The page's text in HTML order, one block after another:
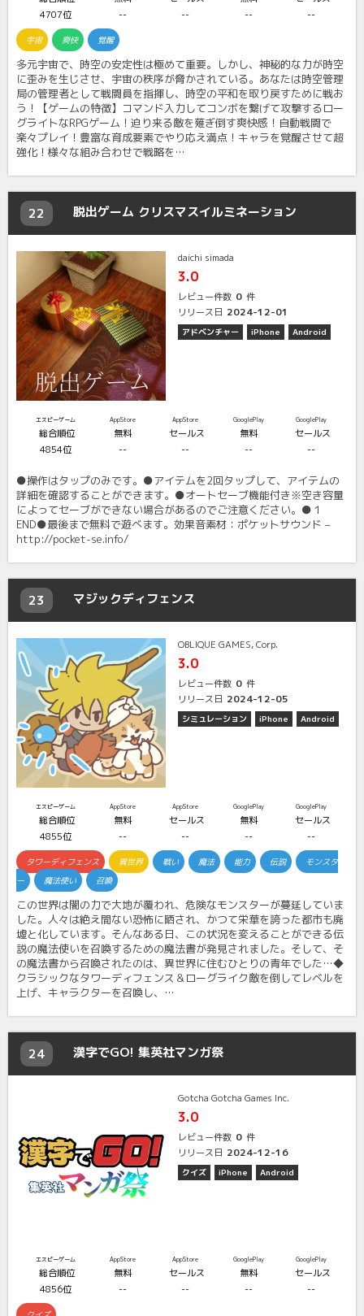
4707位
--
--
--
--
宇宙 爽快 覚醒
多元宇宙で、時空の安定性は極めて重要。しかし、神秘的な力が時空
に歪みを生じさせ、宇宙の秩序が脅かされている。あなたは時空管理
局の管理者として戦闘員を指揮し、時空の平和を取り戻すために戦お
う！【ゲームの特徴】コマンド入力してコンボを繋げて攻撃するロー
グライトなRPGゲーム！迫り来る敵を薙ぎ倒す爽快感！自動戦闘で
楽々プレイ！豊富な育成要素でやり応え満点！キャラを覚醒させて超
強化！様々な組み合わせで戦略を…
22 脱出ゲーム クリスマスイルミネーション
daichi simada
3.0
レビュー件数 0 件
リリース日 2024-12-01
アドベンチャー iPhone Android
エスピーゲーム
総合順位
4854位
AppStore
無料
--
AppStore
セールス
--
GooglePlay
無料
--
GooglePlay
セールス
--
●操作はタップのみです。●アイテムを2回タップして、アイテムの
詳細を確認することができます。●オートセーブ機能付き※空き容量
によってセーブができない場合があるのでご注意ください。●１
END●最後まで無料で遊べます。効果音素材：ポケットサウンド –
http://pocket-se.info/
23 マジックディフェンス
OBLIQUE GAMES, Corp.
3.0
レビュー件数 0 件
リリース日 2024-12-05
シミュレーション iPhone Android
エスピーゲーム
総合順位
4855位
AppStore
無料
--
AppStore
セールス
--
GooglePlay
無料
--
GooglePlay
セールス
--
タワーディフェンス 異世界 戦い 魔法 能力 伝説
モンスタ
ー
魔法使い 召喚
この世界は闇の力で大地が覆われ、危険なモンスターが蔓延していま
した。人々は絶え間ない恐怖に晒され、かつて栄華を誇った都市も廃
墟と化しています。そんなある日、この状況を変えることができる伝
説の魔法使いを召喚するための魔法書が発見されました。そして、そ
の魔法書から召喚されたのは、異世界に住むひとりの青年でした…◆
クラシックなタワーディフェンス＆ローグライク敵を倒してレベルを
上げ、キャラクターを召喚し、…
24 漢字でGO! 集英社マンガ祭
Gotcha Gotcha Games Inc.
3.0
レビュー件数 0 件
リリース日 2024-12-16
クイズ iPhone Android
エスピーゲーム
総合順位
4856位
AppStore
無料
--
AppStore
セールス
--
GooglePlay
無料
--
GooglePlay
セールス
--